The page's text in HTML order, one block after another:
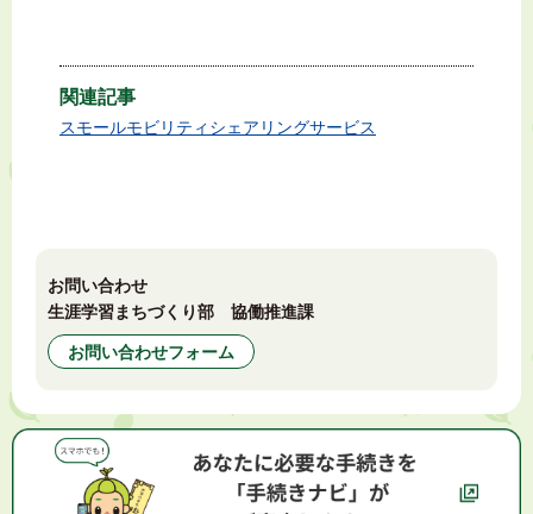
関連記事
スモールモビリティシェアリングサービス
お問い合わせ
生涯学習まちづくり部 協働推進課
お問い合わせフォーム